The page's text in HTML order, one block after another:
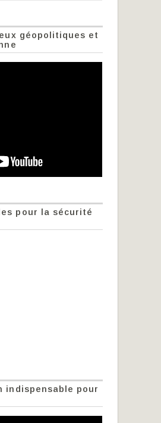
géopolitiques et
pour la sécurité
indispensable pour